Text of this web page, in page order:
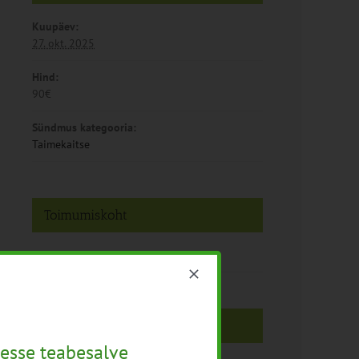
Kuupäev:
27. okt. 2025
Hind:
90€
Sündmus kategooria:
Taimekaitse
Toimumiskoht
Järvamaa
teabesalve